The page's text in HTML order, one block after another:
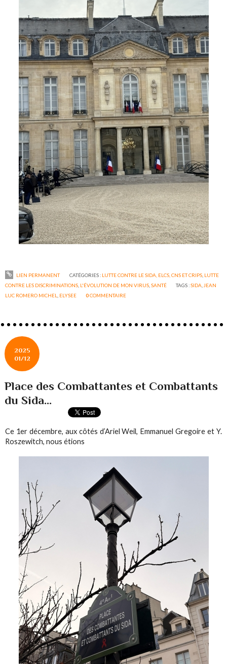
LIEN PERMANENT CATÉGORIES : LUTTE CONTRE LE SIDA, ELCS, CNS ET CRIPS, LUTTE
CONTRE LES DISCRIMINATIONS L'ÉVOLUTION DE MON VIRUS ,SANTÉ TAGS :SIDA JEAN
LUC ROMERO MICHEL
ELYSEE 0COMMENTAIRE
2025
01/12
Place des Combattantes et Combattants
du Sida...
Ce 1er décembre, aux côtés d’Ariel Weil, Emmanuel Gregoire et Y.
Roszewitch, nous étions